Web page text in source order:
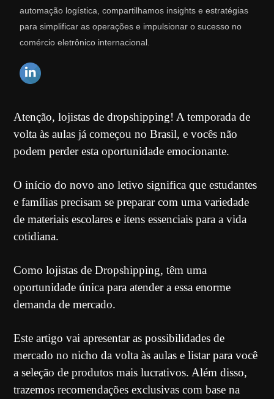
automação logística, compartilhamos insights e estratégias
para simplificar as operações e impulsionar o sucesso no
comércio eletrônico internacional.
Atenção, lojistas de dropshipping! A temporada de
volta às aulas já começou no Brasil, e vocês não
podem perder esta oportunidade emocionante.
O início do novo ano letivo significa que estudantes
e famílias precisam se preparar com uma variedade
de materiais escolares e itens essenciais para a vida
cotidiana.
Como lojistas de Dropshipping, têm uma
oportunidade única para atender a essa enorme
demanda de mercado.
Este artigo vai apresentar as possibilidades de
mercado no nicho da volta às aulas e listar para você
a seleção de produtos mais lucrativos. Além disso,
trazemos recomendações exclusivas com base na